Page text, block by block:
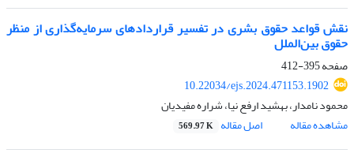
نقش قواعد حقوق بشری در تفسیر قراردادهای سرمایه‌گذاری از منظر
حقوق بین‌الملل
صفحه395-412
10.22034/ejs.2024.471153.1902
محمود نامدار، بهشید ارفع نیا، شراره مفیدیان
مشاهده مقاله
اصل مقاله 569.97 K